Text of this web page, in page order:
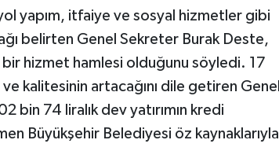
yapım, itfaiye ve sosyal hizmetler gibi
belirten Genel Sekreter Burak Deste,
bir hizmet hamlesi olduğunu söyledi. 17
kalitesinin artacağını dile getiren Genel
74 liralık dev yatırımın kredi
Büyükşehir Belediyesi öz kaynaklarıyla